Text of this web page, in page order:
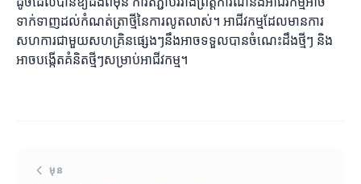
ទាក់ទាញដល់កំណត់ត្រាថ្មីនៃការលូតលាស់។ អាជីវកម្មដែលមានការ
សហការជាមួយសហគ្រិនផ្សេងៗនឹងអាចទទួលបានចំណេះដឹងថ្មីៗ និង
អាចបង្កើតគំនិតថ្មីៗសម្រាប់អាជីវកម្ម។
មុន